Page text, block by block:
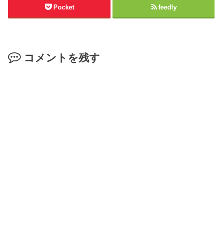
Pocket feedly
コメントを残す